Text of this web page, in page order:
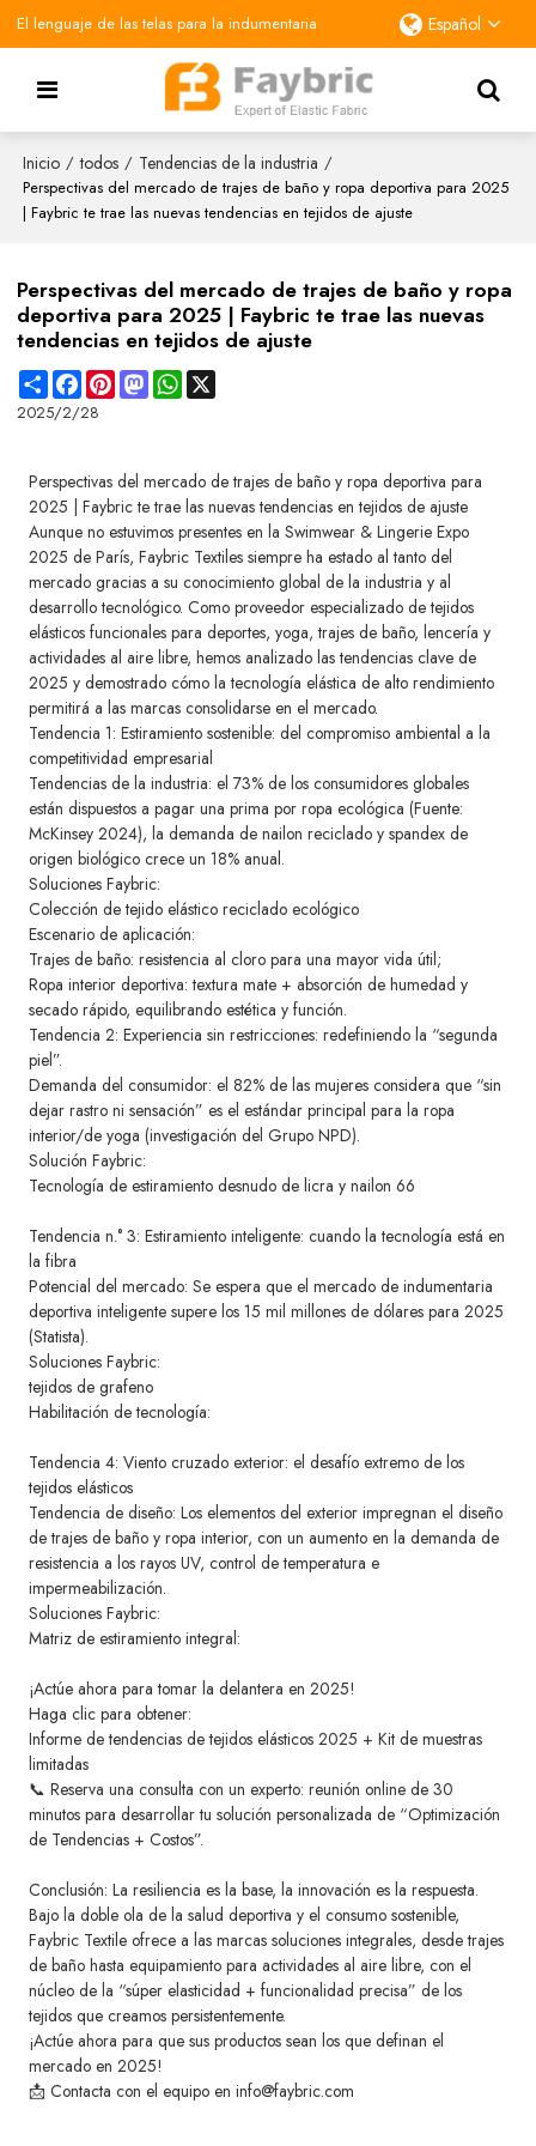
El lenguaje de las telas para la indumentaria Español
Inicio / todos / Tendencias de la industria /
Perspectivas del mercado de trajes de baño y ropa deportiva para 2025
| Faybric te trae las nuevas tendencias en tejidos de ajuste
Perspectivas del mercado de trajes de baño y ropa
deportiva para 2025 | Faybric te trae las nuevas
tendencias en tejidos de ajuste
ShareFacebookPinterestMastodonWhatsApp
2025/2/28
Perspectivas del mercado de trajes de baño y ropa deportiva para
2025 | Faybric te trae las nuevas tendencias en tejidos de ajuste
Aunque no estuvimos presentes en la Swimwear & Lingerie Expo
2025 de París, Faybric Textiles siempre ha estado al tanto del
mercado gracias a su conocimiento global de la industria y al
desarrollo tecnológico. Como proveedor especializado de tejidos
elásticos funcionales para deportes, yoga, trajes de baño, lencería y
actividades al aire libre, hemos analizado las tendencias clave de
2025 y demostrado cómo la tecnología elástica de alto rendimiento
permitirá a las marcas consolidarse en el mercado.
Tendencia 1: Estiramiento sostenible: del compromiso ambiental a la
competitividad empresarial
Tendencias de la industria: el 73% de los consumidores globales
están dispuestos a pagar una prima por ropa ecológica (Fuente:
McKinsey 2024), la demanda de nailon reciclado y spandex de
origen biológico crece un 18% anual.
Soluciones Faybric:
Colección de tejido elástico reciclado ecológico
Escenario de aplicación:
Trajes de baño: resistencia al cloro para una mayor vida útil;
Ropa interior deportiva: textura mate + absorción de humedad y
secado rápido, equilibrando estética y función.
Tendencia 2: Experiencia sin restricciones: redefiniendo la “segunda
piel”.
Demanda del consumidor: el 82% de las mujeres considera que “sin
dejar rastro ni sensación” es el estándar principal para la ropa
interior/de yoga (investigación del Grupo NPD).
Solución Faybric:
Tecnología de estiramiento desnudo de licra y nailon 66
Tendencia n.° 3: Estiramiento inteligente: cuando la tecnología está en
la fibra
Potencial del mercado: Se espera que el mercado de indumentaria
deportiva inteligente supere los 15 mil millones de dólares para 2025
(Statista).
Soluciones Faybric:
tejidos de grafeno
Habilitación de tecnología:
Tendencia 4: Viento cruzado exterior: el desafío extremo de los
tejidos elásticos
Tendencia de diseño: Los elementos del exterior impregnan el diseño
de trajes de baño y ropa interior, con un aumento en la demanda de
resistencia a los rayos UV, control de temperatura e
impermeabilización.
Soluciones Faybric:
Matriz de estiramiento integral:
¡Actúe ahora para tomar la delantera en 2025!
Haga clic para obtener:
Informe de tendencias de tejidos elásticos 2025 + Kit de muestras
limitadas
📞 Reserva una consulta con un experto: reunión online de 30
minutos para desarrollar tu solución personalizada de “Optimización
de Tendencias + Costos”.
Conclusión: La resiliencia es la base, la innovación es la respuesta.
Bajo la doble ola de la salud deportiva y el consumo sostenible,
Faybric Textile ofrece a las marcas soluciones integrales, desde trajes
de baño hasta equipamiento para actividades al aire libre, con el
núcleo de la “súper elasticidad + funcionalidad precisa” de los
tejidos que creamos persistentemente.
¡Actúe ahora para que sus productos sean los que definan el
mercado en 2025!
📩 Contacta con el equipo en info@faybric.com